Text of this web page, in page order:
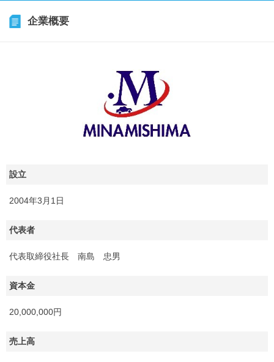
企業概要
設立
2004年3月1日
代表者
代表取締役社長 南島 忠男
資本金
20,000,000円
売上高